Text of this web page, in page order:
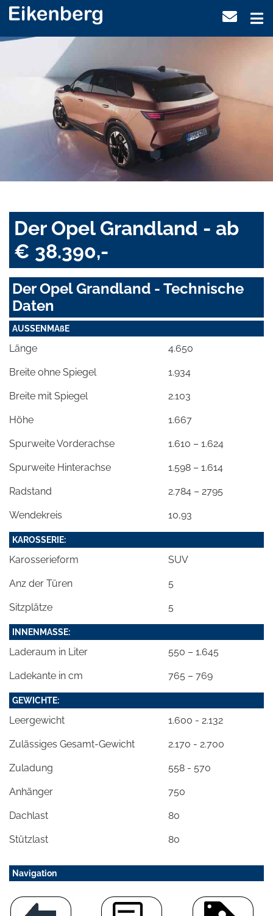
Der Opel Grandland - ab
€ 38.390,-
Der Opel Grandland - Technische
Daten
AUSSENMAßE
Länge 4.650
Breite ohne Spiegel 1.934
Breite mit Spiegel 2.103
Höhe 1.667
Spurweite Vorderachse 1.610 – 1.624
Spurweite Hinterachse 1.598 – 1.614
Radstand 2.784 – 2795
Wendekreis 10,93
KAROSSERIE:
Karosserieform SUV
Anz der Türen 5
Sitzplätze 5
INNENMASSE:
Laderaum in Liter 550 – 1.645
Ladekante in cm 765 – 769
GEWICHTE:
Leergewicht 1.600 - 2.132
Zulässiges Gesamt-Gewicht 2.170 - 2.700
Zuladung 558 - 570
Anhänger 750
Dachlast 80
Stützlast 80
Navigation